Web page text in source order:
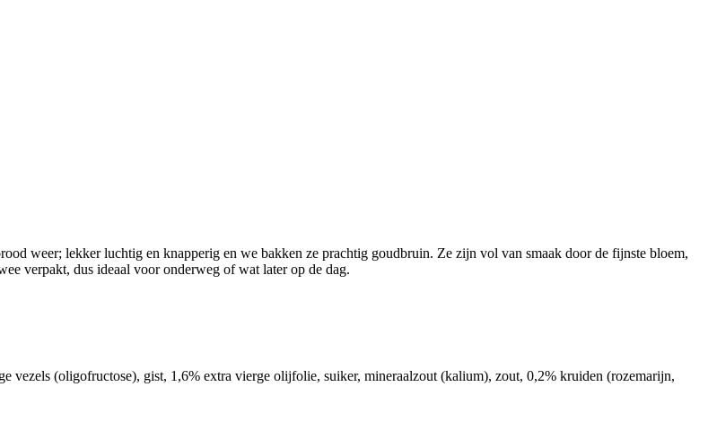
weer; lekker luchtig en knapperig en we bakken ze prachtig goudbruin. Ze zijn vol van smaak door de fijnste bloem,
verpakt, dus ideaal voor onderweg of wat later op de dag.
vezels (oligofructose), gist, 1,6% extra vierge olijfolie, suiker, mineraalzout (kalium), zout, 0,2% kruiden (rozemarijn,